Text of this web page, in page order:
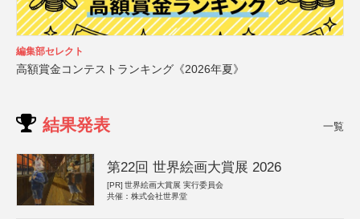
編集部セレクト
高額賞金コンテストランキング《2026年夏》
結果発表 一覧
第22回 世界絵画大賞展 2026
[PR] 世界絵画大賞展 実行委員会
共催：株式会社世界堂